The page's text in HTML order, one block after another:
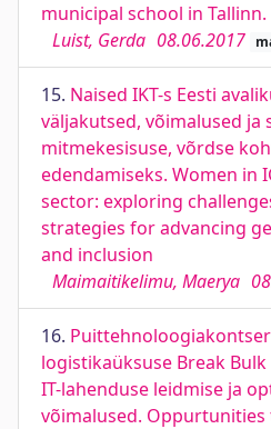
municipal school in Tallinn.
Luist, Gerda 08.06.2017
15. Naised IKT-s Eesti
väljakutsed, võimalused ja
mitmekesisuse, võrdse
edendamiseks. Women in
sector: exploring
strategies for advancing
and inclusion
Maimaitikelimu, Maerya
16.
logistikaüksuse Break
IT-lahenduse leidmise ja
võimalused.